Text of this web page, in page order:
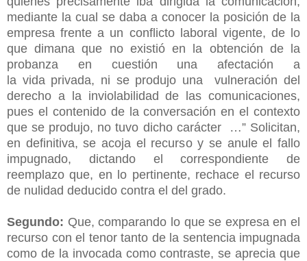
mediante la cual se daba a conocer la posición de la
empresa frente a un conflicto laboral vigente, de lo
que dimana que no existió en la obtención de la
probanza en cuestión una afectación a
la vida privada, ni se produjo una vulneración del
derecho a la inviolabilidad de las comunicaciones,
pues el contenido de la conversación en el contexto
que se produjo, no tuvo dicho carácter …” Solicitan,
en definitiva, se acoja el recurso y se anule el fallo
impugnado, dictando el correspondiente de
reemplazo que, en lo pertinente, rechace el recurso
de nulidad deducido contra el del grado.
Segundo: Que, comparando lo que se expresa en el
recurso con el tenor tanto de la sentencia impugnada
como de la invocada como contraste, se aprecia que